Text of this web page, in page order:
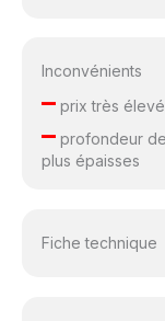
Inconvénients
–prix très élevé
–profondeur
plus épaisses
Fiche technique